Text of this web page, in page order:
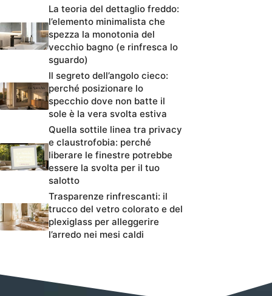
La teoria del dettaglio freddo:
l’elemento minimalista che
spezza la monotonia del
vecchio bagno (e rinfresca lo
sguardo)
Il segreto dell’angolo cieco:
perché posizionare lo
specchio dove non batte il
sole è la vera svolta estiva
Quella sottile linea tra privacy
e claustrofobia: perché
liberare le finestre potrebbe
essere la svolta per il tuo
salotto
Trasparenze rinfrescanti: il
trucco del vetro colorato e del
plexiglass per alleggerire
l’arredo nei mesi caldi